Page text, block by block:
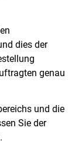
dies der
genau
und die
Sie der